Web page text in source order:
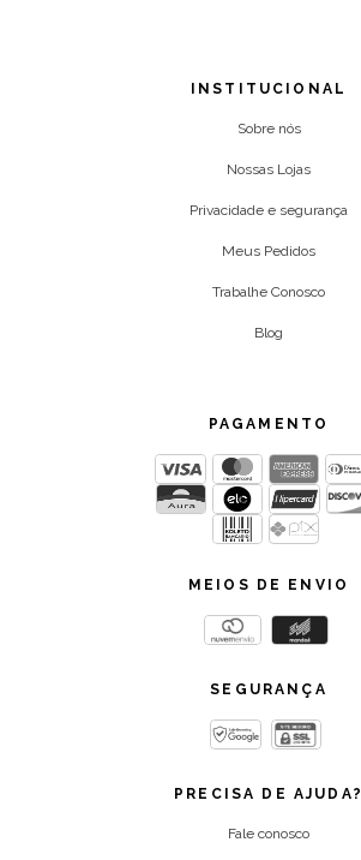
INSTITUCIONAL
Sobre nós
Nossas Lojas
Privacidade e segurança
Meus Pedidos
Trabalhe Conosco
Blog
PAGAMENTO
MEIOS DE ENVIO
SEGURANÇA
PRECISA DE AJUDA?
Fale conosco